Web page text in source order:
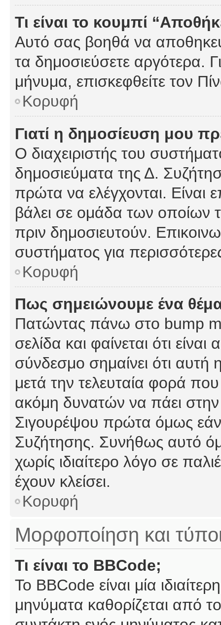
Τι είναι το κουμπί
Αυτό σας βοηθά να
τα δημοσιεύσετε αργότερα.
μήνυμα, επισκεφθείτε τον
Κορυφή
Γιατί η δημοσίευση μου
Ο διαχειριστής του
δημοσιεύματα της Δ.
πρώτα να ελέγχονται. Είναι
βάλει σε ομάδα των οποίων
πριν δημοσιευτούν.
συστήματος για
Κορυφή
Πως σημειώνουμε ένα
Πατώντας πάνω στο bump
σελίδα και φαίνεται ότι
σύνδεσμο σημαίνει ότι αυτή
μετά την τελευταία φορά που
ακόμη δυνατών να πάει
Σιγουρέψου πρώτα όμως εάν
Συζήτησης. Συνήθως αυτό
χωρίς ιδιαίτερο λόγο σε
έχουν κλείσει.
Κορυφή
Μορφοποίηση και
Τι είναι το BBCode;
Το BBCode είναι μία
μηνύματα καθορίζεται από